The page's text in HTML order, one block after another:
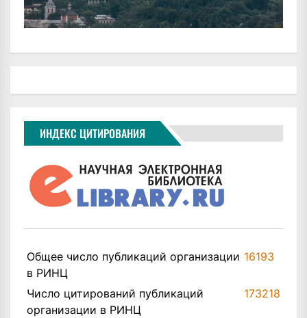
ИНДЕКС ЦИТИРОВАНИЯ
Общее число публикаций организации
в РИНЦ
16193
Число цитирований публикаций
организации в РИНЦ
173218